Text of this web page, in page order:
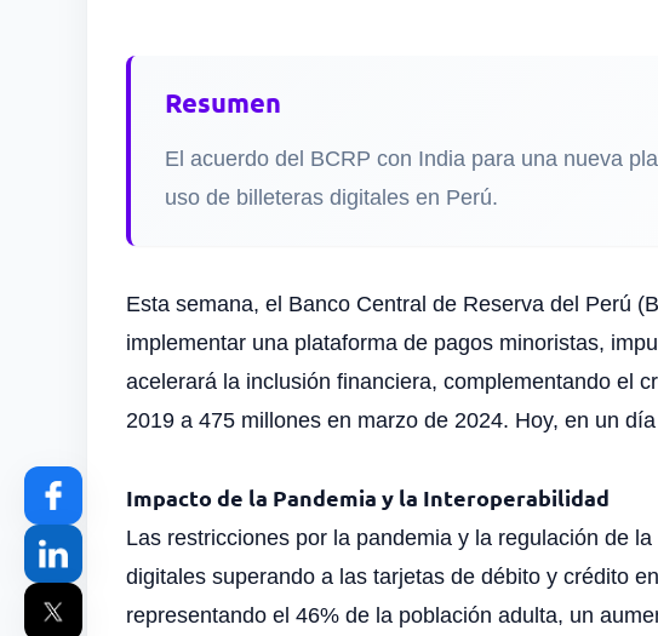
Resumen
El acuerdo del BCRP con India para una nueva
uso de billeteras digitales en Perú.
Esta semana, el Banco Central de Reserva del Perú
implementar una plataforma de pagos minoristas,
acelerará la inclusión financiera, complementando el
2019 a 475 millones en marzo de 2024. Hoy, en un
Impacto de la Pandemia y la Interoperabilidad
Las restricciones por la pandemia y la regulación de
digitales superando a las tarjetas de débito y crédito
representando el 46% de la población adulta, un